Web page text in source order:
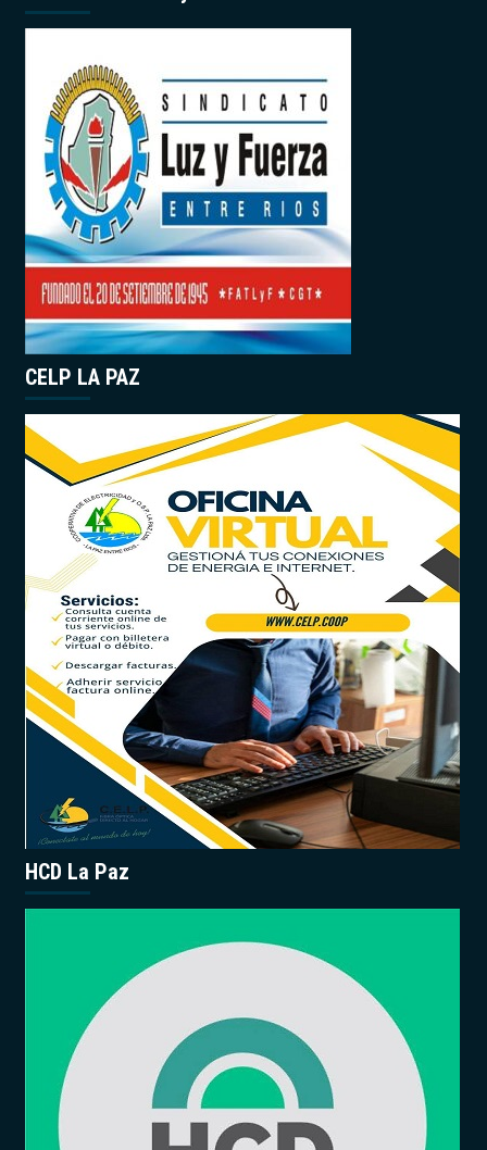
CELP LA PAZ
HCD La Paz